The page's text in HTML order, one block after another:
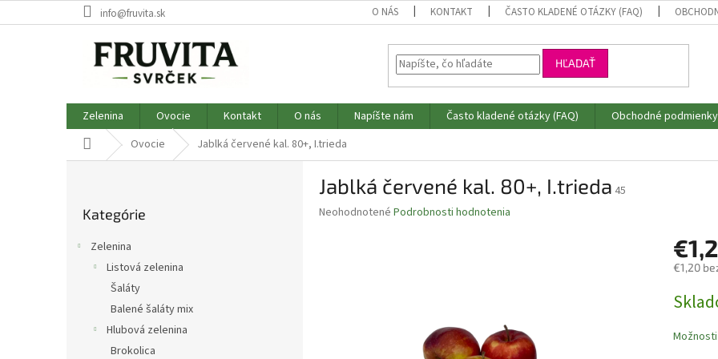
na
info@fruvita.sk O NÁS KONTAKT ČASTO KLADENÉ OTÁZKY (FAQ)
HĽADAŤ
Zelenina Ovocie Kontakt O nás Napíšte nám Často kladené otázky (FAQ) Obchodné podmienky
Domov Ovocie Jablká červené kal. 80+, I.trieda
kategórie
Kategórie
Zelenina
Listová zelenina
Šaláty
Balené šaláty mix
Hlubová zelenina
Brokolica
Jablká červené kal. 80+, I.trieda 45
Priemerné
Neohodnotené Podrobnosti hodnotenia
€1,20
cena: